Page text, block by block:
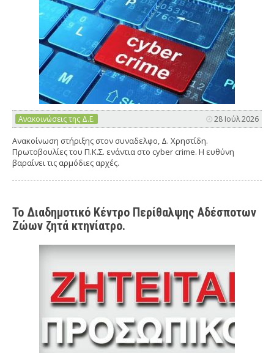
Ανακοινώσεις της Δ.Ε. 28 Ιούλ 2026
Ανακοίνωση στήριξης στον συναδελφο, Δ. Χρηστίδη.
Πρωτοβουλίες του Π.Κ.Σ. ενάντια στο cyber crime. Η ευθύνη
βαραίνει τις αρμόδιες αρχές.
Το Διαδημοτικό Κέντρο Περίθαλψης Αδέσποτων
Ζώων ζητά κτηνίατρο.